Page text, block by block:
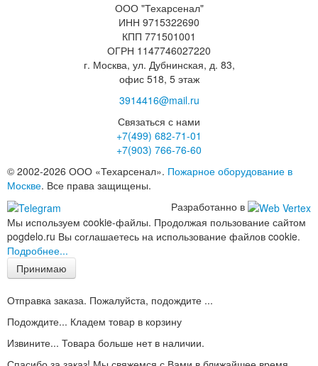
ООО "Техарсенал"
ИНН 9715322690
КПП 771501001
ОГРН 1147746027220
г. Москва, ул. Дубнинская, д. 83,
офис 518, 5 этаж
3914416@mail.ru
Связаться с нами
+7(499) 682-71-01
+7(903) 766-76-60
© 2002-2026 ООО «Техарсенал». Пожарное оборудование в
Москве. Все права защищены.
Разработанно в
Мы используем cookie-файлы. Продолжая пользование сайтом
pogdelo.ru Вы соглашаетесь на использование файлов cookie.
Подробнее...
Принимаю
Отправка заказа. Пожалуйста, подождите ...
Подождите... Кладем товар в корзину
Извините... Товара больше нет в наличии.